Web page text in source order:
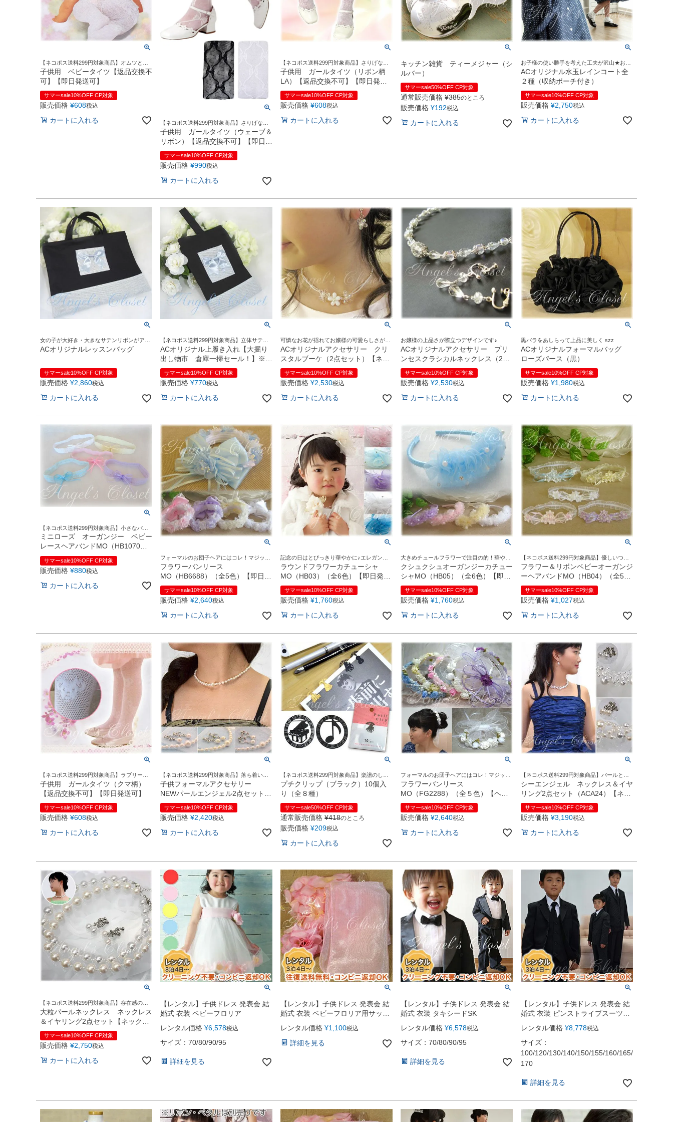
【ネコポス送料299円対象商品】オムツと一
緒にはけるベビー用タイツです
子供用 ベビータイツ【返品交換不
可】【即日発送可】
サマーsale10%OFF CP対象
販売価格 ¥608税込
カートに入れる
【ネコポス送料299円対象商品】さりげない
オシャレを演出する柄入りのタイツです
子供用 ガールタイツ（ウェーブ＆
リボン）【返品交換不可】【即日発
送可】
サマーsale10%OFF CP対象
販売価格 ¥990税込
カートに入れる
【ネコポス送料299円対象商品】さりげない
オシャレを演出する柄入りのタイツ
子供用 ガールタイツ（リボン柄
LA）【返品交換不可】【即日発送
可】
サマーsale10%OFF CP対象
販売価格 ¥608税込
カートに入れる
キッチン雑貨 ティーメジャー（シ
ルバー）
サマーsale50%OFF CP対象
通常販売価格 ¥385のところ
販売価格 ¥192税込
カートに入れる
お子様の使い勝手を考えた工夫が沢山★お嬢
様風レインコート♪
szz/sz100/sz110/sz120/sz150
ACオリジナル水玉レインコート全
２種（収納ポーチ付き）
サマーsale10%OFF CP対象
販売価格 ¥2,750税込
カートに入れる
女の子が大好き・大きなサテンリボンがアク
セント♪ szz
ACオリジナルレッスンバッグ
サマーsale10%OFF CP対象
販売価格 ¥2,860税込
カートに入れる
【ネコポス送料299円対象商品】立体サテン
リボンがカワイイ♪紺色布製上履き入れ
ACオリジナル上履き入れ【大掘り
出し物市 倉庫一掃セール！】※返
品不可
サマーsale10%OFF CP対象
販売価格 ¥770税込
カートに入れる
可憐なお花が揺れてお嬢様の可愛らしさが引
き立ちます♪
ACオリジナルアクセサリー クリ
スタルブーケ（2点セット）【ネッ
クレス・イヤリング】【即日発送
可】
サマーsale10%OFF CP対象
販売価格 ¥2,530税込
カートに入れる
お嬢様の上品さが際立つデザインです♪
ACオリジナルアクセサリー プリ
ンセスクラシカルネックレス（2点
セット）【ネックレス・イヤリン
グ】【即日発送可】
サマーsale10%OFF CP対象
販売価格 ¥2,530税込
カートに入れる
黒バラをあしらって上品に美しく szz
ACオリジナルフォーマルバッグ
ローズパース（黒）
サマーsale10%OFF CP対象
販売価格 ¥1,980税込
カートに入れる
【ネコポス送料299円対象商品】小さなバラ
のモチーフがとってもキュートなヘアバンド
♪
ミニローズ オーガンジー ベビー
レースヘアバンドMO（HB1070）
【子供ドレス用アクセサリー/入学
式/卒業式/結婚式/発表会/七五三】
【即日発送可】
サマーsale10%OFF CP対象
販売価格 ¥880税込
カートに入れる
フォーマルのお団子ヘアにはコレ！マジック
テープで着脱簡単♪
フラワーバンリース
MO（HB6688）（全5色）【即日発
送可】
サマーsale10%OFF CP対象
販売価格 ¥2,640税込
カートに入れる
記念の日はとびっきり華やかに♪エレガント
なカチューシャ
ラウンドフラワーカチューシャ
MO（HB03）（全6色）【即日発送
可】
サマーsale10%OFF CP対象
販売価格 ¥1,760税込
カートに入れる
大きめチュールフラワーで注目の的！華やか
で可愛らしい印象に♪
クシュクシュオーガンジーカチュー
シャMO（HB05）（全6色）【即日
発送可】
サマーsale10%OFF CP対象
販売価格 ¥1,760税込
カートに入れる
【ネコポス送料299円対象商品】優しいつけ
心地でにっこり♪これひとつで華やかなヘア
スタイル
フラワー＆リボンベビーオーガンジ
ーヘアバンドMO（HB04）（全5
色）【結婚式・七五三】【即日発送
可】
サマーsale10%OFF CP対象
販売価格 ¥1,027税込
カートに入れる
【ネコポス送料299円対象商品】ラブリーな
足元で♪
子供用 ガールタイツ（クマ柄）
【返品交換不可】【即日発送可】
サマーsale10%OFF CP対象
販売価格 ¥608税込
カートに入れる
【ネコポス送料299円対象商品】落ち着いた
輝きがお嬢様を上品に引き立てます
子供フォーマルアクセサリー
NEWパールエンジェル2点セット
（ACA21）（全3色）【ネックレ
ス・イヤリング】【発表会 結婚式
七五三】【即日発送可】 薄桃 真白
サマーsale10%OFF CP対象
販売価格 ¥2,420税込
カートに入れる
【ネコポス送料299円対象商品】楽譜のしお
りや、読書のしおりに♪チラッとのぞく愛ら
しいクリップたち＾＾
プチクリップ（ブラック）10個入
り（全８種）
サマーsale50%OFF CP対象
通常販売価格 ¥418のところ
販売価格 ¥209税込
カートに入れる
フォーマルのお団子ヘアにはコレ！マジック
テープで着脱簡単♪
フラワーバンリース
MO（FG2288）（全５色）【ヘア
アクセサリー ヘッドティアラ キッ
ズ用 子供用 ドレスアップ 女の子】
【即日発送可】 薄桃 薄青 薄紫 真
白
サマーsale10%OFF CP対象
販売価格 ¥2,640税込
カートに入れる
【ネコポス送料299円対象商品】パールとク
リアビーズが織りなす美しいネックレス＆イ
ヤリング
シーエンジェル ネックレス＆イヤ
リング2点セット（ACA24）【ネッ
クレス イヤリング キッズ 子供 ド
レス 子ども用ドレスアップ 子供ド
レス用】【即日発送可】 真白
サマーsale10%OFF CP対象
販売価格 ¥3,190税込
カートに入れる
【ネコポス送料299円対象商品】存在感のあ
る大きなパールが首元を華やかに♪
大粒パールネックレス ネックレス
＆イヤリング2点セット【ネックレ
ス イヤリング キッズ 子供 ドレス
子ども用ドレスアップ 子供ドレス
用】【送料無料】【即日発送可】
真白
サマーsale10%OFF CP対象
販売価格 ¥2,750税込
カートに入れる
【レンタル】子供ドレス 発表会 結
婚式 衣装 ベビーフロリア
レンタル価格 ¥6,578税込
サイズ：70/80/90/95
詳細を見る
【レンタル】子供ドレス 発表会 結
婚式 衣装 ベビーフロリア用サッシ
レンタル価格 ¥1,100税込
詳細を見る
【レンタル】子供ドレス 発表会 結
婚式 衣装 タキシードSK
レンタル価格 ¥6,578税込
サイズ：70/80/90/95
詳細を見る
【レンタル】子供ドレス 発表会 結
婚式 衣装 ピンストライプスーツ5
点セットCC5004（ジャケット・ベ
スト・ネクタイ・シャツ・スラック
ス）100?170cm
レンタル価格 ¥8,778税込
サイズ：
100/120/130/140/150/155/160/165/
170
詳細を見る